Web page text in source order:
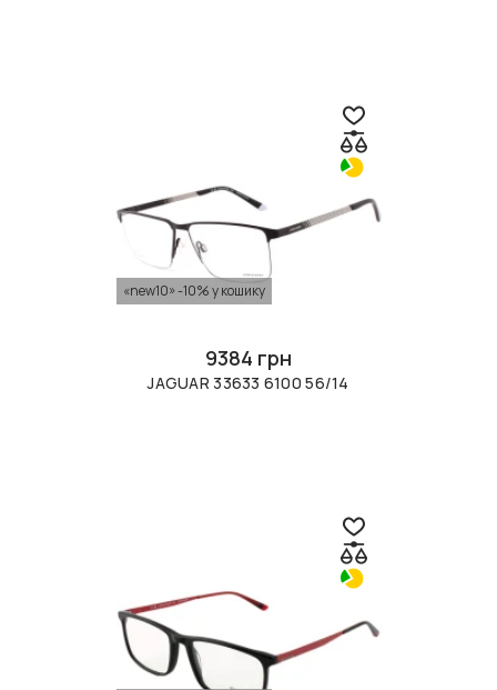
«new10» -10% у кошику
9384 грн
JAGUAR 33633 6100 56/14